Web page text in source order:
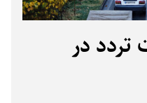
در